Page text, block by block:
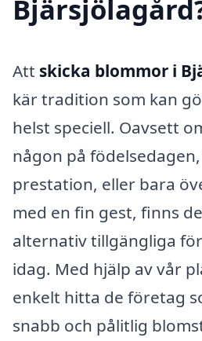
Att skicka blommor i
kär tradition som kan
helst speciell. Oavsett
någon på
prestation, eller bara
med en fin gest, finns
alternativ tillgängliga
idag. Med hjälp av vår
enkelt hitta de företag
snabb och pålitlig